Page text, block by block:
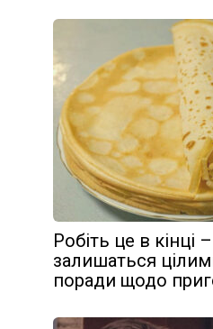
Робіть це в кінці
залишаться
поради щодо